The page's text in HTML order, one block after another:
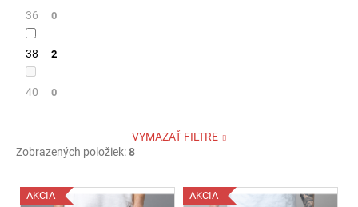
36 0
38 2
40 0
VYMAZAŤ FILTRE
Zobrazených položiek:8
VAKCIA AKCIA